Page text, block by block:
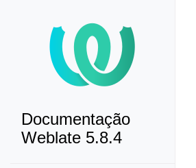
Documentação
Weblate 5.8.4